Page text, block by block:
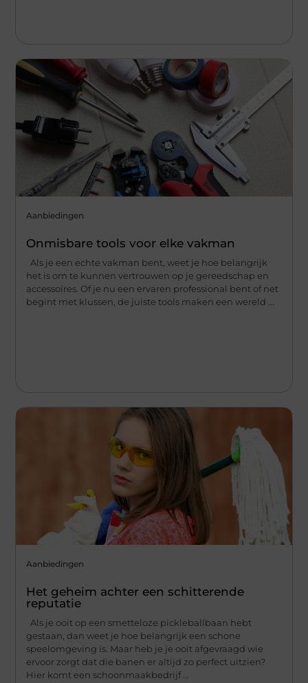
Aanbiedingen
Onmisbare tools voor elke vakman
Als je een echte vakman bent, weet je hoe belangrijk
het is om te kunnen vertrouwen op je gereedschap en
accessoires. Of je nu een ervaren professional bent of net
begint met klussen, de juiste tools maken een wereld ...
Aanbiedingen
Het geheim achter een schitterende
reputatie
Als je ooit op een smetteloze pickleballbaan hebt
gestaan, dan weet je hoe belangrijk een schone
speelomgeving is. Maar heb je je ooit afgevraagd wie
ervoor zorgt dat die banen er altijd zo perfect uitzien?
Hier komt een schoonmaakbedrijf ...